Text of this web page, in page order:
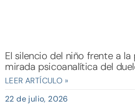
El silencio del niño frente a la
mirada psicoanalítica del
LEER ARTÍCULO »
22 de julio, 2026